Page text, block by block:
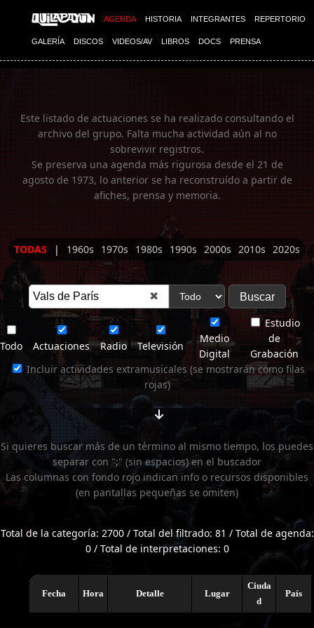
AGENDA HISTORIA INTEGRANTES REPERTORIO
GALERÍA DISCOS VIDEOS/AV LIBROS DOCS PRENSA
Imagen 01
Este listado de actuaciones se ha realizado consultando el
archivo del grupo. Falta mucha actividad aún al no
sobrevivir registros.
Se preserva una agenda más rigurosa desde el 21 de
agosto de 1973, lo anterior se ha reconstruído a partir de
afiches, prensa y memoria.
TODAS | 1960s 1970s 1980s 1990s 2000s 2010s 2020s
✖
Todo Actuaciones Radio Televisión
Medio
Digital
Estudio
de
Grabación
Incluir actividades extramusicales (se mostrarán como filas
rojas)
Si quieres buscar más de un término al mismo tiempo, los puedes
separar con ";" (sin espacios) en el buscador
Las columnas con fondo rojo indican info o recursos disponibles
(en pantallas pequeñas se omiten)
Total de la categoría: 2700 / Total del filtrado: 81 / Total de agenda:
0 / Total de interpretaciones: 0
Fecha Hora Detalle Lugar
Ciuda
d
País